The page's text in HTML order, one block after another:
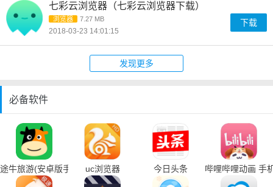
七彩云浏览器（七彩云浏览器下载）
浏览器 7.27 MB
2018-03-23 14:01:15
下载
发现更多
必备软件
途牛旅游(安卓版手机下载)uc浏览器 今日头条 哔哩哔哩动画 手